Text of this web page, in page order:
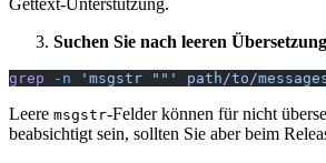
Gettext-Unterstützung.
Suchen Sie nach leeren
grep -n 'msgstr ""' path/to/
Leere msgstr-Felder können für nicht
beabsichtigt sein, sollten Sie aber beim